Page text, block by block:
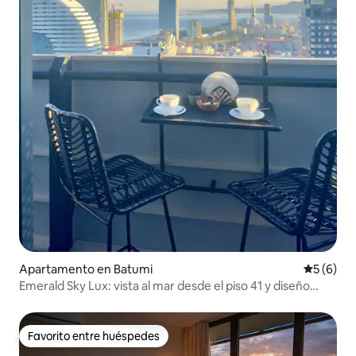
Apartamento en Batumi
5 (6)
Emerald Sky Lux: vista al mar desde el piso 41 y diseño
Favorito entre huéspedes
Favorito entre huéspedes